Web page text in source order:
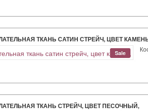
ТКАНЬ САТИН СТРЕЙЧ, ЦВЕТ
Sale
ТКАНЬ СТРЕЙЧ, ЦВЕТ ПЕСОЧНЫЙ,